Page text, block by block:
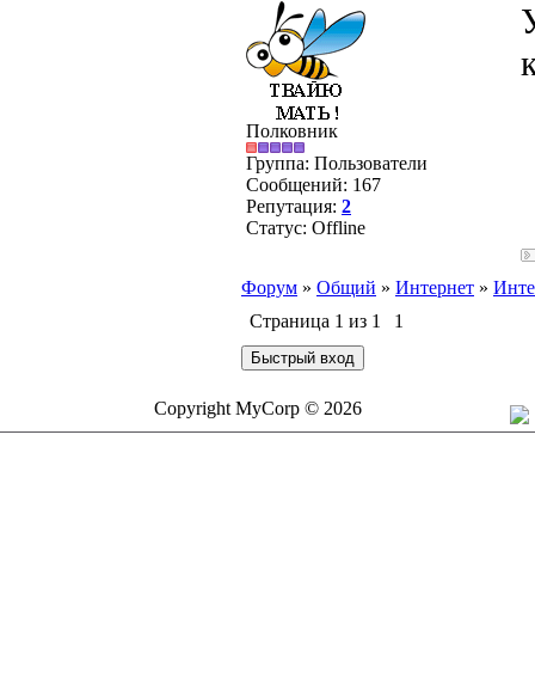
Полковник
Группа: Пользователи
Сообщений: 167
Репутация: 2
Статус: Offline
Форум » Общий » Интернет »
Страница 1 из 1 1
Copyright MyCorp © 2026